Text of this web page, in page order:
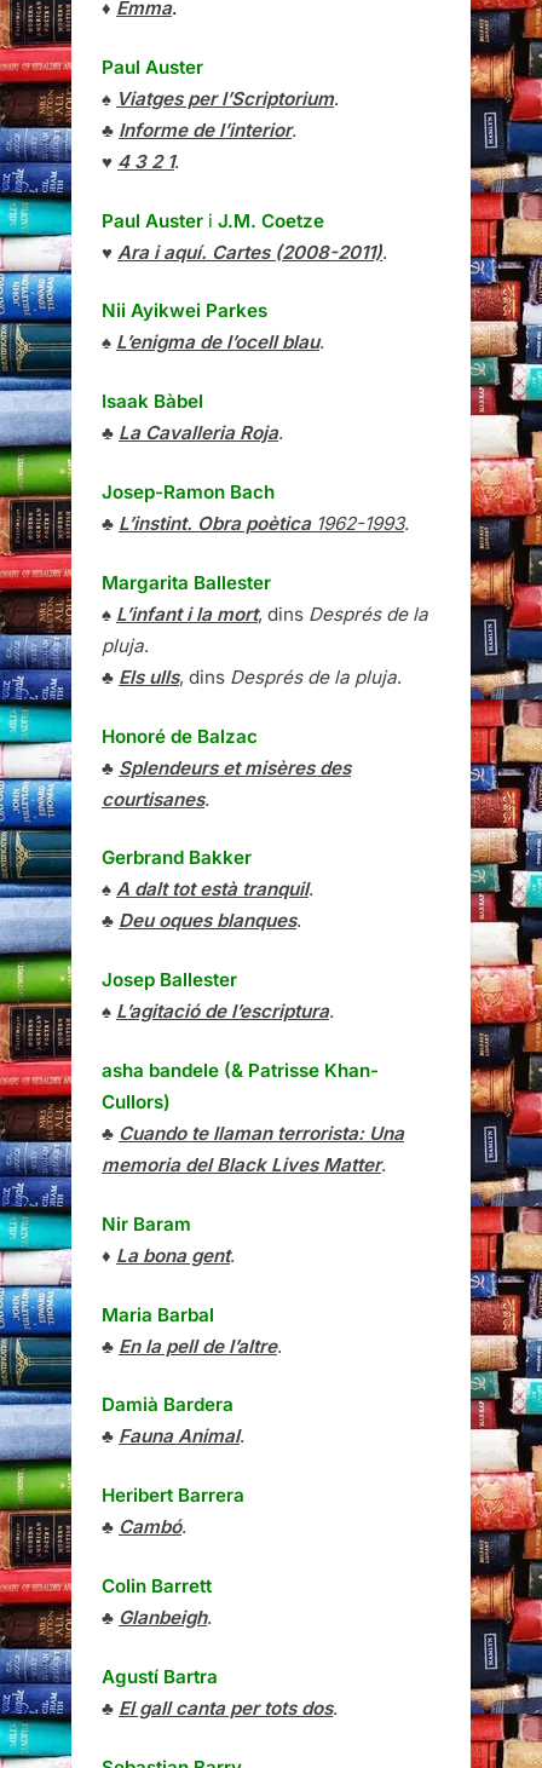
♦ Emma.
Paul Auster
♠ Viatges per l’Scriptorium.
♣ Informe de l’interior.
♥ 4 3 2 1.
Paul Auster i J.M. Coetze
♥ Ara i aquí. Cartes (2008-2011).
Nii Ayikwei Parkes
♠ L’enigma de l’ocell blau.
Isaak Bàbel
♣ La Cavalleria Roja.
Josep-Ramon Bach
♣ L’instint. Obra poètica1962-1993.
Margarita Ballester
♠ L’infant i la mort, dins Després de la
pluja.
♣ Els ulls, dins Després de la pluja.
Honoré de Balzac
♣ Splendeurs et misères des
courtisanes.
Gerbrand Bakker
♠ A dalt tot està tranquil.
♣ Deu oques blanques.
Josep Ballester
♠ L’agitació de l’escriptura.
asha bandele (& Patrisse Khan-
Cullors)
♣ Cuando te llaman terrorista: Una
memoria del Black Lives Matter.
Nir Baram
♦ La bona gent.
Maria Barbal
♣ En la pell de l’altre.
Damià Bardera
♣ Fauna Animal.
Heribert Barrera
♣ Cambó.
Colin Barrett
♣ Glanbeigh.
Agustí Bartra
♣ El gall canta per tots dos.